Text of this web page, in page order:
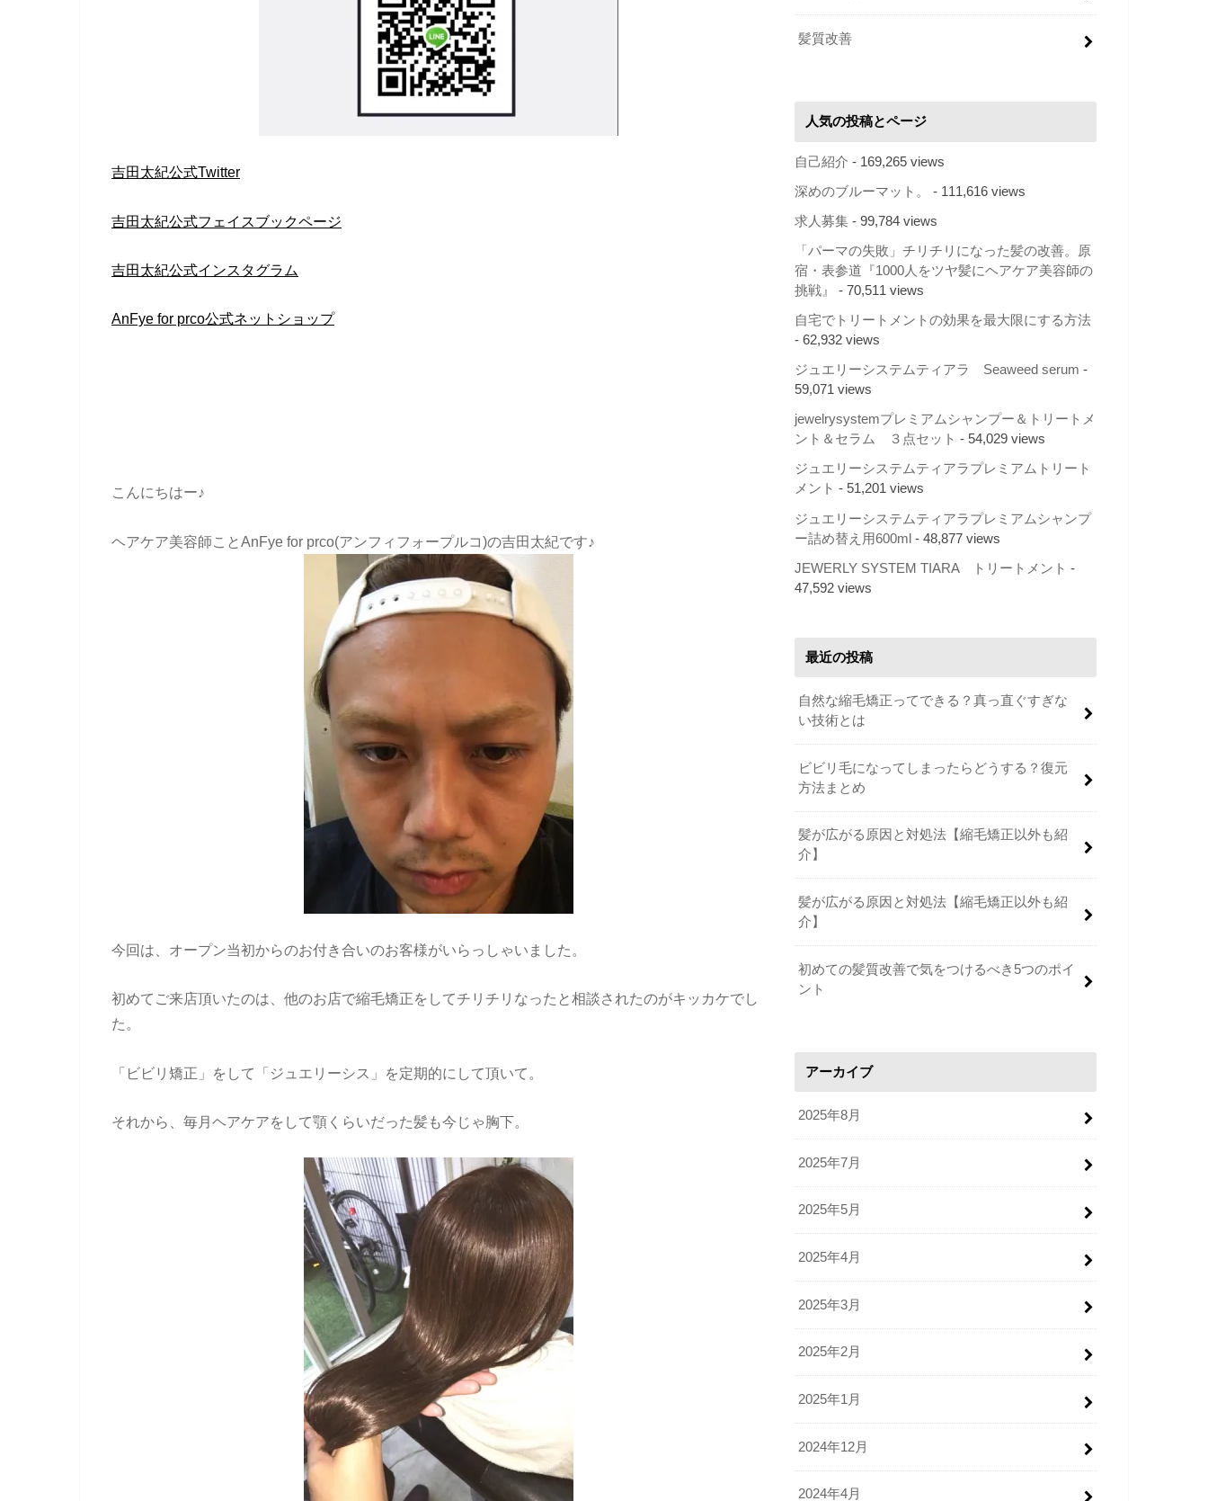
吉田太紀公式Twitter
吉田太紀公式フェイスブックページ
吉田太紀公式インスタグラム
AnFye for prco公式ネットショップ
こんにちはー♪
ヘアケア美容師ことAnFye for prco(アンフィフォープルコ)の吉田太紀です♪
今回は、オープン当初からのお付き合いのお客様がいらっしゃいました。
初めてご来店頂いたのは、他のお店で縮毛矯正をしてチリチリなったと相談されたのがキッカケでし
た。
「ビビリ矯正」をして「ジュエリーシス」を定期的にして頂いて。
それから、毎月ヘアケアをして顎くらいだった髪も今じゃ胸下。
髪質改善
人気の投稿とページ
自己紹介 - 169,265 views
深めのブルーマット。 - 111,616 views
求人募集 - 99,784 views
「パーマの失敗」チリチリになった髪の改善。原
宿・表参道『1000人をツヤ髪にヘアケア美容師の
挑戦』
- 70,511 views
自宅でトリートメントの効果を最大限にする方法
- 62,932 views
ジュエリーシステムティアラ Seaweed serum -
59,071 views
jewelrysystemプレミアムシャンプー＆トリートメ
ント＆セラム ３点セット - 54,029 views
ジュエリーシステムティアラプレミアムトリート
メント - 51,201 views
ジュエリーシステムティアラプレミアムシャンプ
ー詰め替え用600ml - 48,877 views
JEWERLY SYSTEM TIARA トリートメント -
47,592 views
最近の投稿
自然な縮毛矯正ってできる？真っ直ぐすぎな
い技術とは
ビビリ毛になってしまったらどうする？復元
方法まとめ
髪が広がる原因と対処法【縮毛矯正以外も紹
介】
髪が広がる原因と対処法【縮毛矯正以外も紹
介】
初めての髪質改善で気をつけるべき5つのポイ
ント
アーカイブ
2025年8月
2025年7月
2025年5月
2025年4月
2025年3月
2025年2月
2025年1月
2024年12月
2024年4月